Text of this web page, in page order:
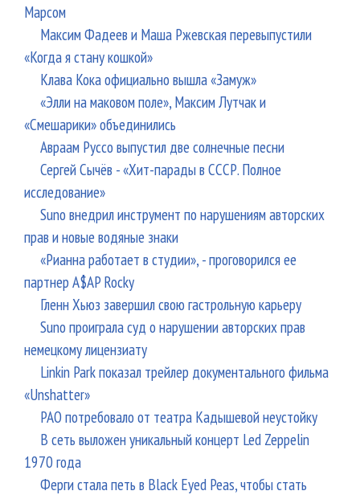
Марсом
Максим Фадеев и Маша Ржевская перевыпустили
«Когда я стану кошкой»
Клава Кока официально вышла «Замуж»
«Элли на маковом поле», Максим Лутчак и
«Смешарики» объединились
Авраам Руссо выпустил две солнечные песни
Сергей Сычёв - «Хит-парады в СССР. Полное
исследование»
Suno внедрил инструмент по нарушениям авторских
прав и новые водяные знаки
«Рианна работает в студии», - проговорился ее
партнер A$AP Rocky
Гленн Хьюз завершил свою гастрольную карьеру
Suno проиграла суд о нарушении авторских прав
немецкому лицензиату
Linkin Park показал трейлер документального фильма
«Unshatter»
РАО потребовало от театра Кадышевой неустойку
В сеть выложен уникальный концерт Led Zeppelin
1970 года
Ферги стала петь в Black Eyed Peas, чтобы стать